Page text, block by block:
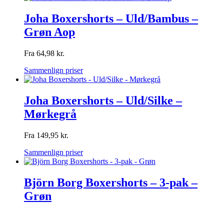
Joha Boxershorts – Uld/Bambus –
Grøn Aop
Fra 64,98 kr.
Sammenlign priser
Joha Boxershorts – Uld/Silke –
Mørkegrå
Fra 149,95 kr.
Sammenlign priser
Björn Borg Boxershorts – 3-pak –
Grøn